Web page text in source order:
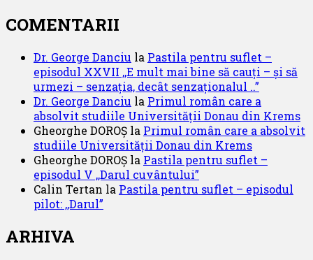
COMENTARII
Dr. George Danciu la Pastila pentru suflet –
episodul XXVII ,,E mult mai bine să cauți – și să
urmezi – senzația, decât senzaționalul ..”
Dr. George Danciu la Primul român care a
absolvit studiile Universității Donau din Krems
Gheorghe DOROȘ la Primul român care a absolvit
studiile Universității Donau din Krems
Gheorghe DOROȘ la Pastila pentru suflet –
episodul V ,,Darul cuvântului”
Calin Tertan la Pastila pentru suflet – episodul
pilot: ,,Darul”
ARHIVA